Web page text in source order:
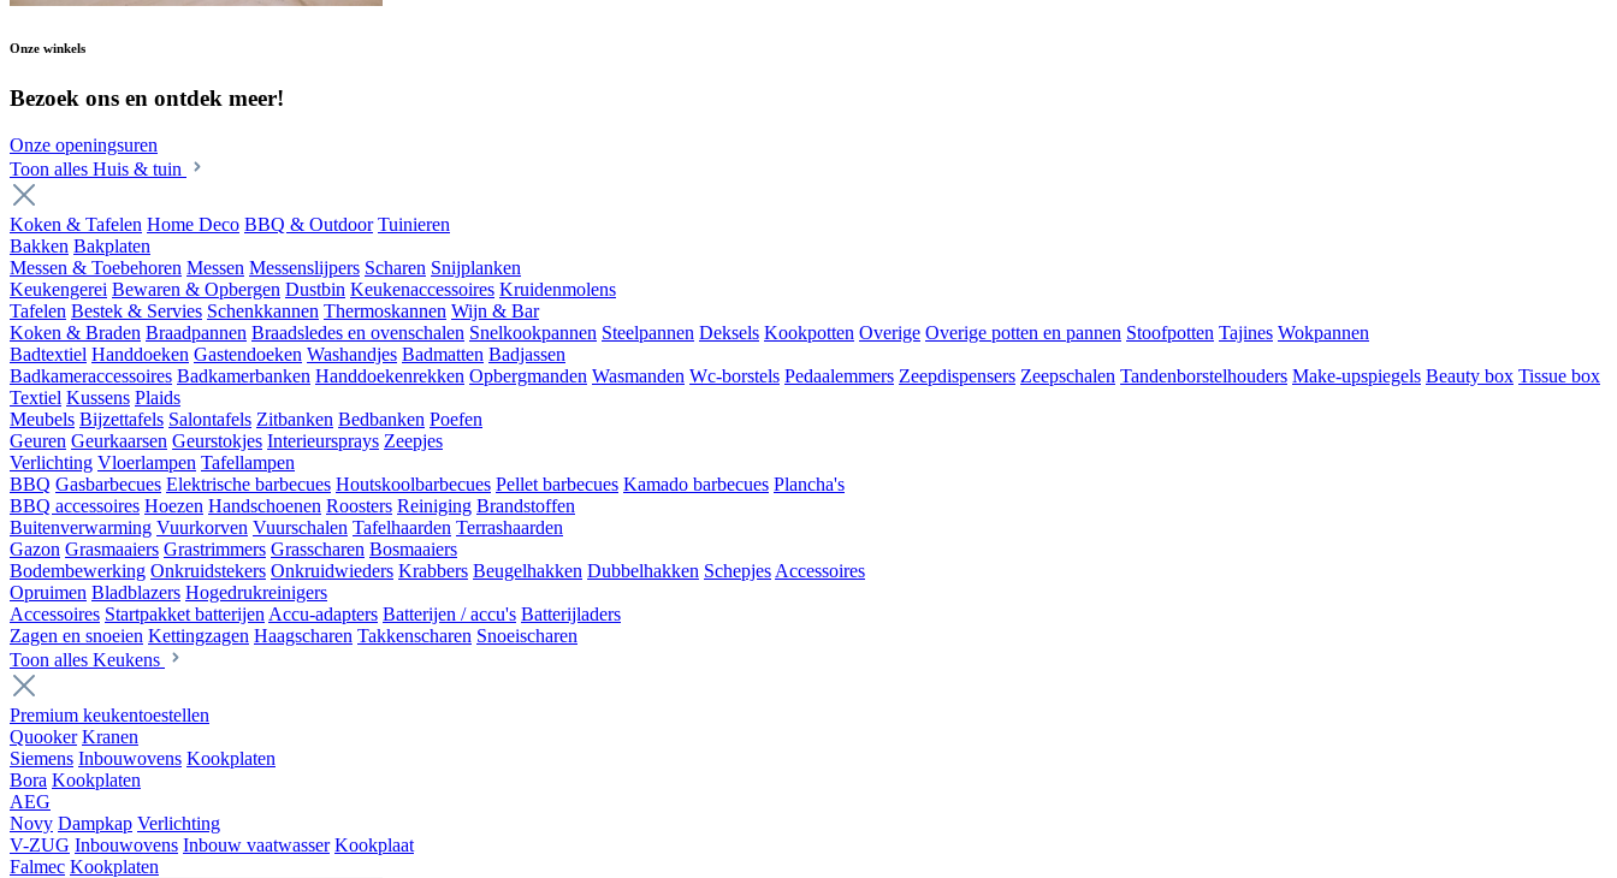
Onze winkels
Bezoek ons en ontdek meer!
Onze openingsuren
Toon alles Huis & tuin
Koken & Tafelen Home Deco BBQ & Outdoor Tuinieren
Bakken Bakplaten
Messen & Toebehoren Messen Messenslijpers Scharen Snijplanken
Keukengerei Bewaren & Opbergen Dustbin Keukenaccessoires Kruidenmolens
Tafelen Bestek & Servies Schenkkannen Thermoskannen Wijn & Bar
Koken & Braden Braadpannen Braadsledes en ovenschalen Snelkookpannen Steelpannen Deksels Kookpotten Overige Overige potten en pannen Stoofpotten Tajines Wokpannen
Badtextiel Handdoeken Gastendoeken Washandjes Badmatten Badjassen
Badkameraccessoires Badkamerbanken Handdoekenrekken Opbergmanden Wasmanden Wc-borstels Pedaalemmers Zeepdispensers Zeepschalen Tandenborstelhouders Make-upspiegels Beauty box Tissue box
Textiel Kussens Plaids
Meubels Bijzettafels Salontafels Zitbanken Bedbanken Poefen
Geuren Geurkaarsen Geurstokjes Interieursprays Zeepjes
Verlichting Vloerlampen Tafellampen
BBQ Gasbarbecues Elektrische barbecues Houtskoolbarbecues Pellet barbecues Kamado barbecues Plancha's
BBQ accessoires Hoezen Handschoenen Roosters Reiniging Brandstoffen
Buitenverwarming Vuurkorven Vuurschalen Tafelhaarden Terrashaarden
Gazon Grasmaaiers Grastrimmers Grasscharen Bosmaaiers
Bodembewerking Onkruidstekers Onkruidwieders Krabbers Beugelhakken Dubbelhakken Schepjes Accessoires
Opruimen Bladblazers Hogedrukreinigers
Accessoires Startpakket batterijen Accu-adapters Batterijen / accu's Batterijladers
Zagen en snoeien Kettingzagen Haagscharen Takkenscharen Snoeischaren
Toon alles Keukens
Premium keukentoestellen
Quooker Kranen
Siemens Inbouwovens Kookplaten
Bora Kookplaten
AEG
Novy Dampkap Verlichting
V-ZUG Inbouwovens Inbouw vaatwasser Kookplaat
Falmec Kookplaten